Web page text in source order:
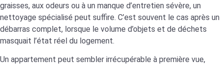
graisses, aux odeurs ou à un manque d’entretien sévère, un
nettoyage spécialisé peut suffire. C’est souvent le cas après un
débarras complet, lorsque le volume d’objets et de déchets
masquait l’état réel du logement.
Un appartement peut sembler irrécupérable à première vue,